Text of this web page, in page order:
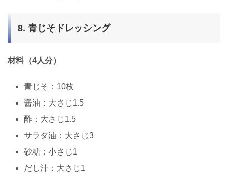
8. 青じそドレッシング
材料（4人分）
青じそ：10枚
醤油：大さじ1.5
酢：大さじ1.5
サラダ油：大さじ3
砂糖：小さじ1
だし汁：大さじ1